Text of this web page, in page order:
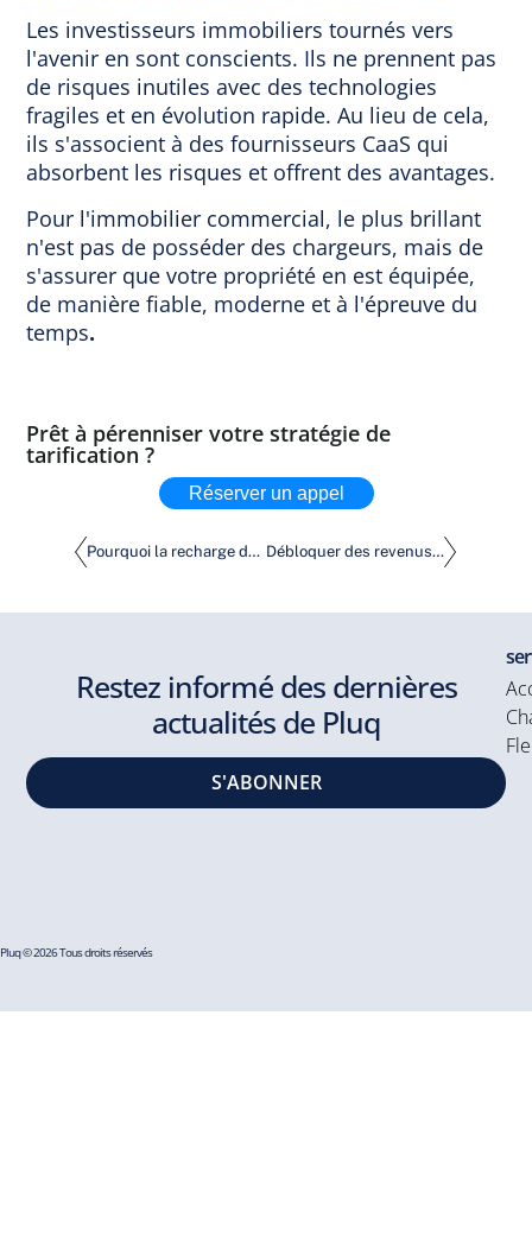
Les investisseurs immobiliers tournés vers
l'avenir en sont conscients. Ils ne prennent pas
de risques inutiles avec des technologies
fragiles et en évolution rapide. Au lieu de cela,
ils s'associent à des fournisseurs CaaS qui
absorbent les risques et offrent des avantages.
Pour l'immobilier commercial, le plus brillant
n'est pas de posséder des chargeurs, mais de
s'assurer que votre propriété en est équipée,
de manière fiable, moderne et à l'épreuve du
temps.
Prêt à pérenniser votre stratégie de
tarification ?
Réserver un appel
Pourquoi la recharge des VE est-elle indispensable à l'immobilier d'entreprise ? Débloquer des revenus sans investissement : La solution Pluq pour la recharge des véhicules électriques
Restez informé des dernières
actualités de Pluq
S'ABONNER
Pluq © 2026 Tous droits réservés